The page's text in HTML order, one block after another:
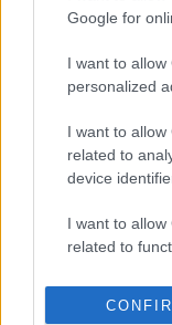
Google for
I want to
personalized
I want to
related to
device
I want to
related to
I want to allow
related to